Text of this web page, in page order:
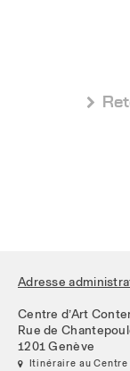

Adresse
Centre d’Art
Rue de
1201 Genève
 Itinéraire au Centre